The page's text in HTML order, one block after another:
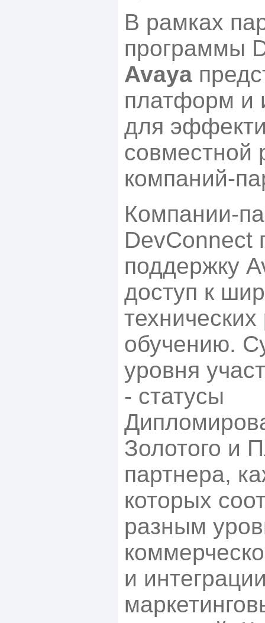
В рамках
программы
Avaya
платформ и
для
совместной
компаний-
Компании-
DevConnect
поддержку
доступ к
обучению.
уровня
- статусы
Золотого и
партнера,
которых
разным
и